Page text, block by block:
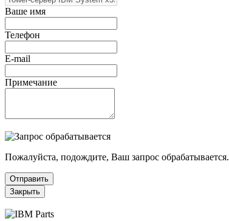
Ваше имя
Телефон
E-mail
Примечание
Пожалуйста, подождите, Ваш запрос обрабатывается.
Отправить
Закрыть